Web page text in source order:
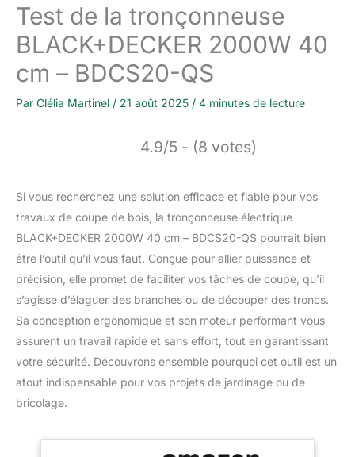
Test de la tronçonneuse
BLACK+DECKER 2000W 40
cm – BDCS20-QS
Par Clélia Martinel / 21 août 2025 / 4 minutes de lecture
4.9/5 - (8 votes)
Si vous recherchez une solution efficace et fiable pour vos
travaux de coupe de bois, la tronçonneuse électrique
BLACK+DECKER 2000W 40 cm – BDCS20-QS pourrait bien
être l’outil qu’il vous faut. Conçue pour allier puissance et
précision, elle promet de faciliter vos tâches de coupe, qu’il
s’agisse d’élaguer des branches ou de découper des troncs.
Sa conception ergonomique et son moteur performant vous
assurent un travail rapide et sans effort, tout en garantissant
votre sécurité. Découvrons ensemble pourquoi cet outil est un
atout indispensable pour vos projets de jardinage ou de
bricolage.